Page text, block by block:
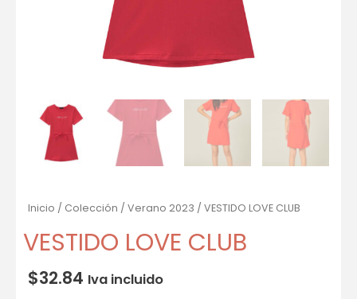
Inicio / Colección / Verano 2023 / VESTIDO LOVE CLUB
VESTIDO LOVE CLUB
$32.84 Iva incluido